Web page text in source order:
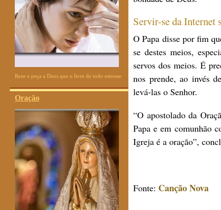
Reze e peça a Deus que o livre de todo estresse
Oração
Servir-se da Internet
O Papa disse por fim
se destes meios,
servos dos meios. É
nos prende, ao invés
levá-las o Senhor.
“O apostolado da
Papa e em comunhão
Igreja é a oração”,
Fonte: Canção Nova